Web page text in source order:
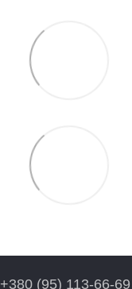
+380 (95) 113-66-69